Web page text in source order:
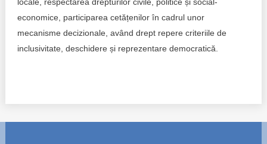
The best and the worst local policies in Moldova
Democracy, independence and transparency of key
economice, participarea cetățenilor în cadrul unor
mecanisme decizionale, având drept repere criteriile de
inclusivitate, deschidere și reprezentare democratică.